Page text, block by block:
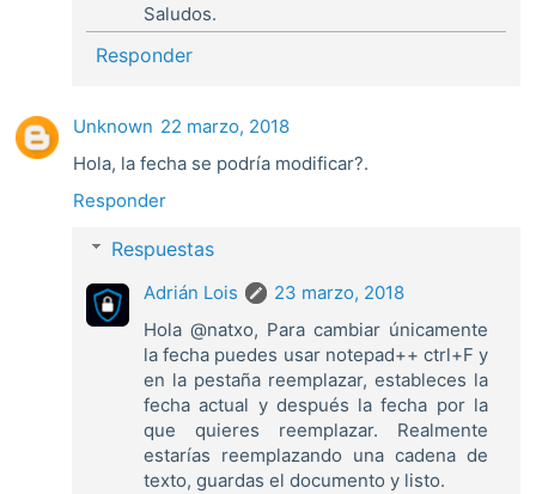
Saludos.
Responder
Unknown 22 marzo, 2018
Hola, la fecha se podría modificar?.
Responder
Respuestas
Adrián Lois
23 marzo, 2018
Hola @natxo, Para cambiar únicamente
la fecha puedes usar notepad++ ctrl+F y
en la pestaña reemplazar, estableces la
fecha actual y después la fecha por la
que quieres reemplazar. Realmente
estarías reemplazando una cadena de
texto, guardas el documento y listo.